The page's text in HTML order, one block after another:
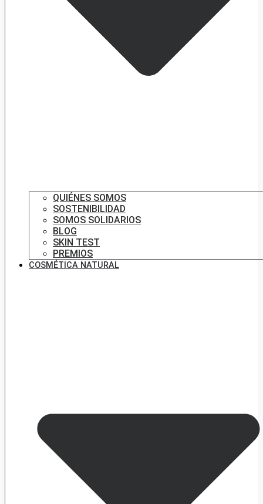
QUIÉNES SOMOS
SOSTENIBILIDAD
SOMOS SOLIDARIOS
BLOG
SKIN TEST
PREMIOS
COSMÉTICA NATURAL